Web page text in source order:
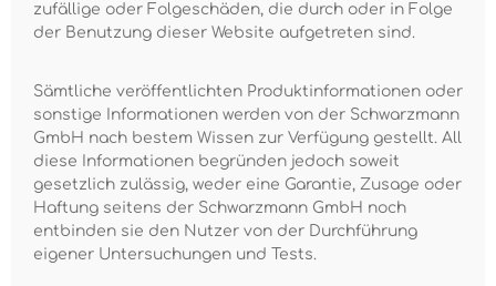
zufällige oder Folgeschäden, die durch oder in Folge
der Benutzung dieser Website aufgetreten sind.
Sämtliche veröffentlichten Produktinformationen oder
sonstige Informationen werden von der Schwarzmann
GmbH nach bestem Wissen zur Verfügung gestellt. All
diese Informationen begründen jedoch soweit
gesetzlich zulässig, weder eine Garantie, Zusage oder
Haftung seitens der Schwarzmann GmbH noch
entbinden sie den Nutzer von der Durchführung
eigener Untersuchungen und Tests.